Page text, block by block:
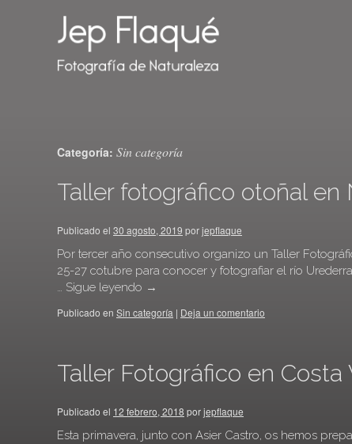
Categoría: Sin categoría
Taller fotográfico otoñal en
Publicado el 30 agosto, 2019 porjepflaque
Por tercer año consecutivo organizo un Taller
25-27 cotubre para conocer y fotografiar el río
… Sigue leyendo →
Publicado en Sin categoría | Deja un comentario
Taller Fotográfico en
Publicado el 12 febrero, 2018 porjepflaque
Esta primavera, junto con Asier Castro, os hemos